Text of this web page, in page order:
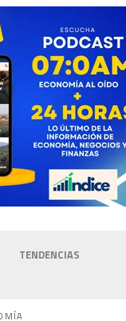
TENDENCIAS